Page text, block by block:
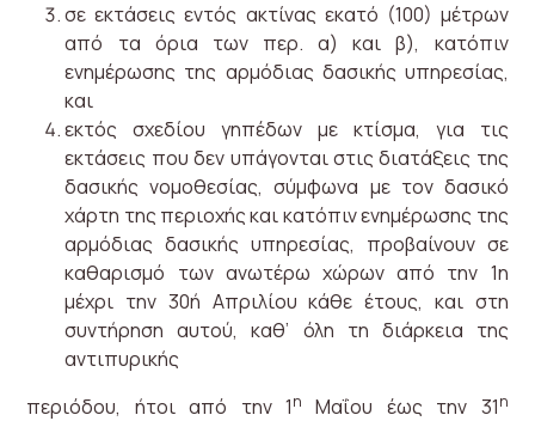
σε εκτάσεις εντός ακτίνας εκατό (100) μέτρων
από τα όρια των περ. α) και β), κατόπιν
ενημέρωσης της αρμόδιας δασικής υπηρεσίας,
και
εκτός σχεδίου γηπέδων με κτίσμα, για τις
εκτάσεις που δεν υπάγονται στις διατάξεις της
δασικής νομοθεσίας, σύμφωνα με τον δασικό
χάρτη της περιοχής και κατόπιν ενημέρωσης της
αρμόδιας δασικής υπηρεσίας, προβαίνουν σε
καθαρισμό των ανωτέρω χώρων από την 1η
μέχρι την 30ή Απριλίου κάθε έτους, και στη
συντήρηση αυτού, καθ’ όλη τη διάρκεια της
αντιπυρικής
περιόδου, ήτοι από την 1η Μαΐου έως την 31η